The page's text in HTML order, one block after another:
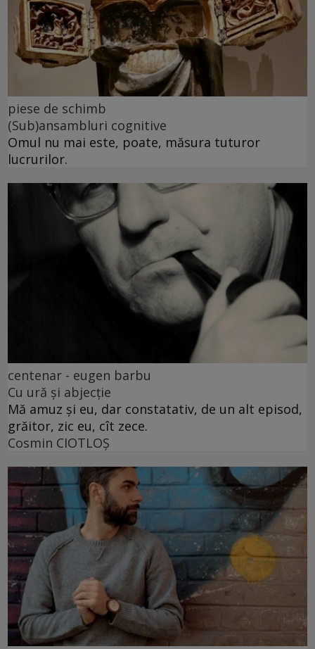
piese de schimb
(Sub)ansambluri cognitive
Omul nu mai este, poate, măsura tuturor
lucrurilor.
centenar - eugen barbu
Cu ură și abjecție
Mă amuz și eu, dar constatativ, de un alt episod,
grăitor, zic eu, cît zece.
Cosmin CIOTLOŞ